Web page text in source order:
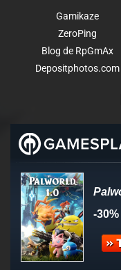
Gamikaze
ZeroPing
Blog de RpGmAx
Depositphotos.com